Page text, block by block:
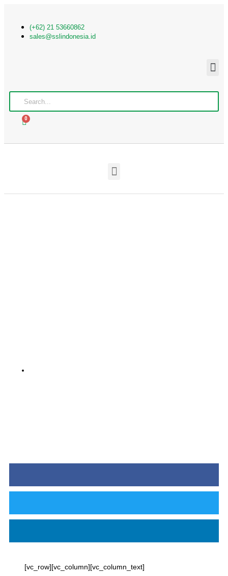
(+62) 21 53660862
sales@sslindonesia.id
0
[vc_row][vc_column][vc_column_text]